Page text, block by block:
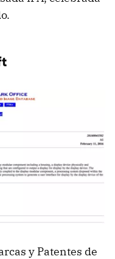
y Patentes de